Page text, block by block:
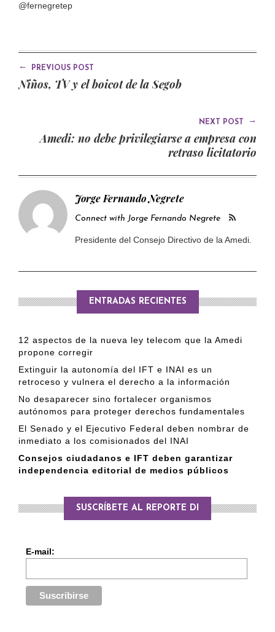
@fernegretep
← PREVIOUS POST
Niños, TV y el boicot de la Segob
NEXT POST →
Amedi: no debe privilegiarse a empresa con
retraso licitatorio
Jorge Fernando Negrete
Connect with Jorge Fernando Negrete
Presidente del Consejo Directivo de la Amedi.
ENTRADAS RECIENTES
12 aspectos de la nueva ley telecom que la Amedi
propone corregir
Extinguir la autonomía del IFT e INAI es un
retroceso y vulnera el derecho a la información
No desaparecer sino fortalecer organismos
autónomos para proteger derechos fundamentales
El Senado y el Ejecutivo Federal deben nombrar de
inmediato a los comisionados del INAI
Consejos ciudadanos e IFT deben garantizar
independencia editorial de medios públicos
SUSCRÍBETE AL REPORTE DI
E-mail: